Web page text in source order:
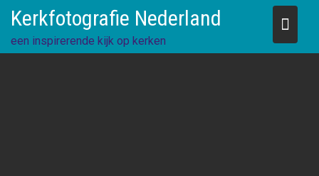
content
Kerkfotografie Nederland
een inspirerende kijk op kerken